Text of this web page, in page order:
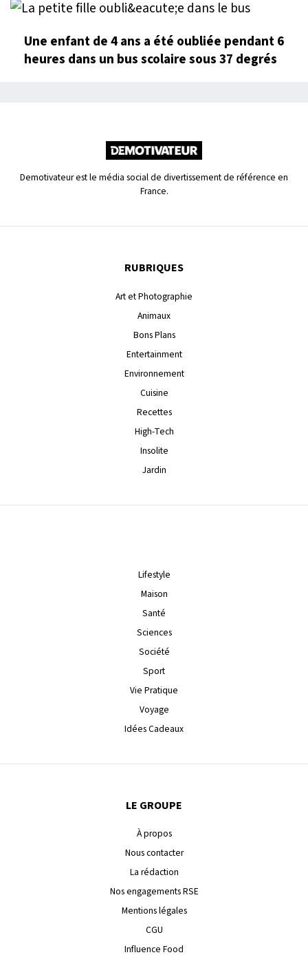
Une enfant de 4 ans a été oubliée pendant 6
heures dans un bus scolaire sous 37 degrés
Demotivateur est le média social de divertissement de référence en
France.
RUBRIQUES
Art et Photographie
Animaux
Bons Plans
Entertainment
Environnement
Cuisine
Recettes
High-Tech
Insolite
Jardin
Lifestyle
Maison
Santé
Sciences
Société
Sport
Vie Pratique
Voyage
Idées Cadeaux
LE GROUPE
À propos
Nous contacter
La rédaction
Nos engagements RSE
Mentions légales
CGU
Influence Food